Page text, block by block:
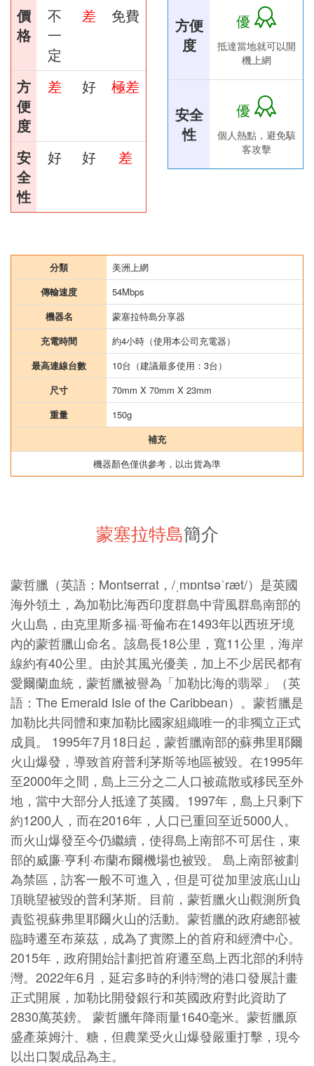
價
格
不
一
定
差 免費
方
便
度
差 好 極差
安
全
性
好 好 差
方便
度
優
抵達當地就可以開
機上網
安全
性
優
個人熱點，避免駭
客攻擊
分類
美洲上網
傳輸速度
54Mbps
機器名
蒙塞拉特島分享器
充電時間
約4小時（使用本公司充電器）
最高連線台數
10台（建議最多使用：3台）
尺寸
70mm X 70mm X 23mm
重量
150g
補充
機器顏色僅供參考，以出貨為準
蒙塞拉特島簡介
蒙哲臘（英語：Montserrat，/ˌmɒntsəˈræt/）是英國
海外領土，為加勒比海西印度群島中背風群島南部的
火山島，由克里斯多福·哥倫布在1493年以西班牙境
內的蒙哲臘山命名。該島長18公里，寬11公里，海岸
線約有40公里。由於其風光優美，加上不少居民都有
愛爾蘭血統，蒙哲臘被譽為「加勒比海的翡翠」（英
語：The Emerald Isle of the Caribbean）。蒙哲臘是
加勒比共同體和東加勒比國家組織唯一的非獨立正式
成員。 1995年7月18日起，蒙哲臘南部的蘇弗里耶爾
火山爆發，導致首府普利茅斯等地區被毀。在1995年
至2000年之間，島上三分之二人口被疏散或移民至外
地，當中大部分人抵達了英國。1997年，島上只剩下
約1200人，而在2016年，人口已重回至近5000人。
而火山爆發至今仍繼續，使得島上南部不可居住，東
部的威廉·亨利·布蘭布爾機場也被毀。 島上南部被劃
為禁區，訪客一般不可進入，但是可從加里波底山山
頂眺望被毀的普利茅斯。目前，蒙哲臘火山觀測所負
責監視蘇弗里耶爾火山的活動。蒙哲臘的政府總部被
臨時遷至布萊茲，成為了實際上的首府和經濟中心。
2015年，政府開始計劃把首府遷至島上西北部的利特
灣。2022年6月，延宕多時的利特灣的港口發展計畫
正式開展，加勒比開發銀行和英國政府對此資助了
2830萬英鎊。 蒙哲臘年降雨量1640毫米。蒙哲臘原
盛產萊姆汁、糖，但農業受火山爆發嚴重打擊，現今
以出口製成品為主。